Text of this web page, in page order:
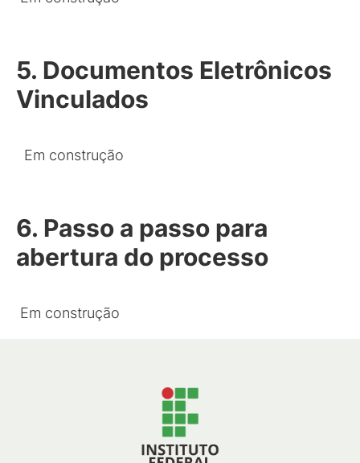
5. Documentos Eletrônicos
Vinculados
Em construção
6. Passo a passo para
abertura do processo
Em construção